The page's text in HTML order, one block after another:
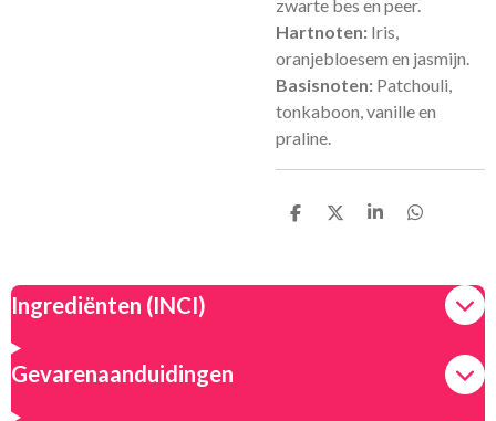
zwarte bes en peer.
Hartnoten: Iris,
oranjebloesem en jasmijn.
Basisnoten: Patchouli,
tonkaboon, vanille en
praline.
D
n
D
S
e
D
n
Ingrediënten (INCI)
Gevarenaanduidingen